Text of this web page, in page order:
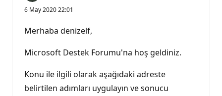
6 May 2020 22:01
Merhaba denizelf,
Microsoft Destek Forumu'na hoş geldiniz.
Konu ile ilgili olarak aşağıdaki adreste
belirtilen adımları uygulayın ve sonucu